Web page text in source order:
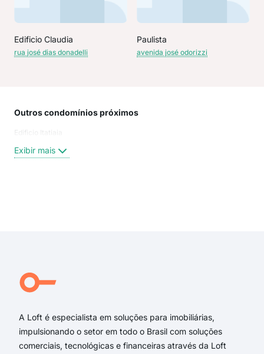
Edificio Claudia
rua josé dias donadelli
Paulista
avenida josé odorizzi
Outros condomínios próximos
Edificio Itatiaia
Exibir mais
A Loft é especialista em soluções para imobiliárias,
impulsionando o setor em todo o Brasil com soluções
comerciais, tecnológicas e financeiras através da Loft